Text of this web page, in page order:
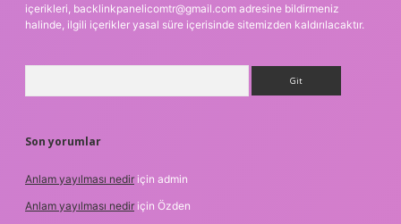
içerikleri, backlinkpanelicomtr@gmail.com adresine bildirmeniz
halinde, ilgili içerikler yasal süre içerisinde sitemizden kaldırılacaktır.
Son yorumlar
Anlam yayılması nedir için admin
Anlam yayılması nedir için Özden